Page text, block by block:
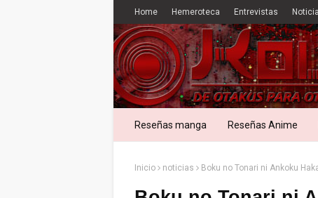
Home Hemeroteca Entrevistas
Reseñas manga Reseñas Anime
Inicio noticias Boku no Tonari ni Ankoku